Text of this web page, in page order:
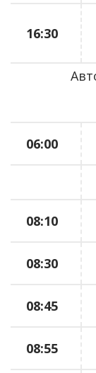
16:30
06:00
08:10
08:30
08:45
08:55